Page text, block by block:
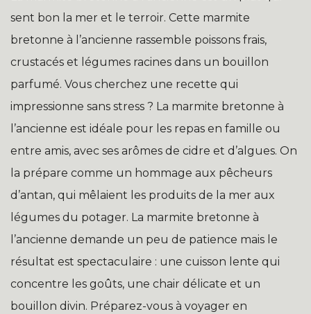
sent bon la mer et le terroir. Cette marmite
bretonne à l’ancienne rassemble poissons frais,
crustacés et légumes racines dans un bouillon
parfumé. Vous cherchez une recette qui
impressionne sans stress ? La marmite bretonne à
l’ancienne est idéale pour les repas en famille ou
entre amis, avec ses arômes de cidre et d’algues. On
la prépare comme un hommage aux pêcheurs
d’antan, qui mêlaient les produits de la mer aux
légumes du potager. La marmite bretonne à
l’ancienne demande un peu de patience mais le
résultat est spectaculaire : une cuisson lente qui
concentre les goûts, une chair délicate et un
bouillon divin. Préparez-vous à voyager en